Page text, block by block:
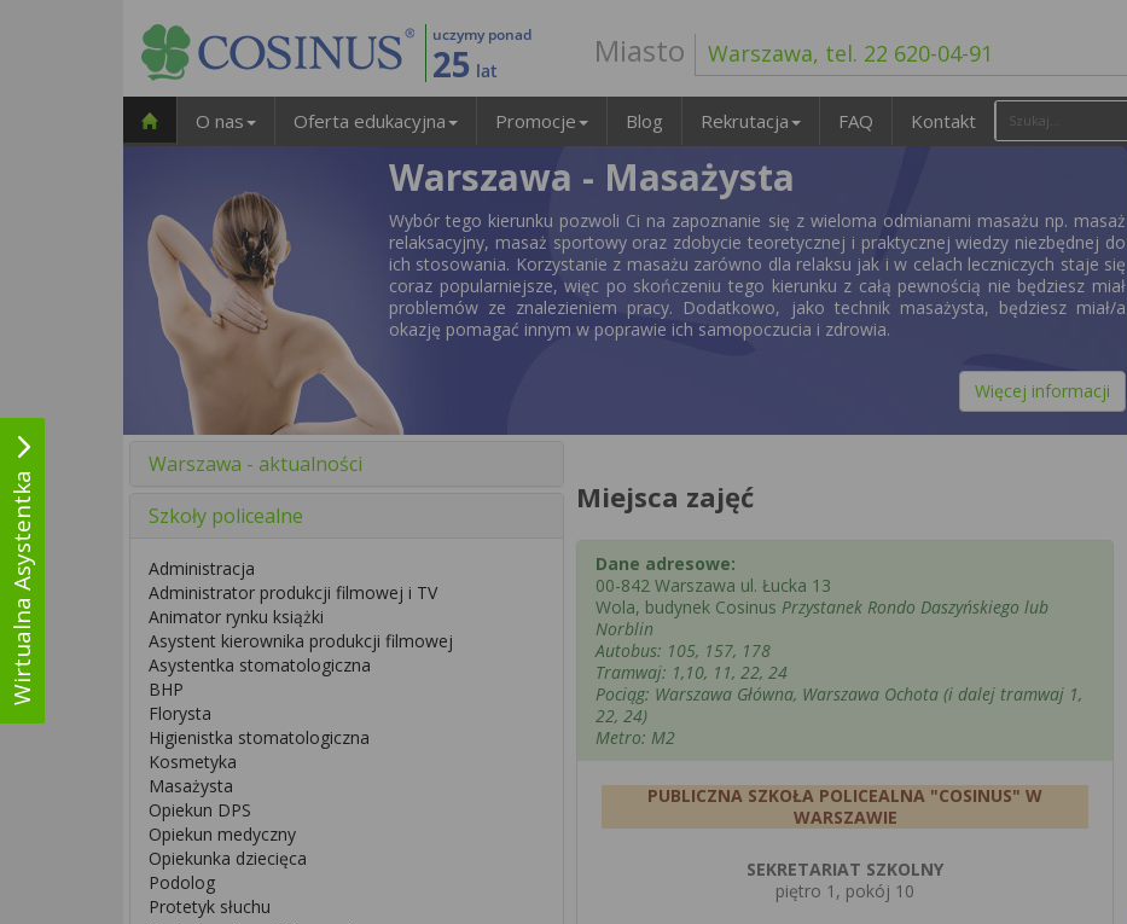
uczymy ponad
25 lat
Miasto Warszawa, tel. 22 620-04-91
O nas Oferta edukacyjna Promocje Blog Rekrutacja FAQ Kontakt
Warszawa - Masażysta
Wybór tego kierunku pozwoli Ci na zapoznanie się z wieloma odmianami masażu np. masaż
relaksacyjny, masaż sportowy oraz zdobycie teoretycznej i praktycznej wiedzy niezbędnej do
ich stosowania. Korzystanie z masażu zarówno dla relaksu jak i w celach leczniczych staje się
coraz popularniejsze, więc po skończeniu tego kierunku z całą pewnością nie będziesz miał
problemów ze znalezieniem pracy. Dodatkowo, jako technik masażysta, będziesz miał/a
okazję pomagać innym w poprawie ich samopoczucia i zdrowia.
Więcej informacji
Warszawa - aktualności
Szkoły policealne
Administracja
Administrator produkcji filmowej i TV
Animator rynku książki
Asystent kierownika produkcji filmowej
Asystentka stomatologiczna
BHP
Florysta
Higienistka stomatologiczna
Kosmetyka
Masażysta
Opiekun DPS
Opiekun medyczny
Opiekunka dziecięca
Podolog
Protetyk słuchu
Miejsca zajęć
Dane adresowe:
00-842 Warszawa ul. Łucka 13
Wola, budynek Cosinus Przystanek Rondo Daszyńskiego lub
Norblin
Autobus: 105, 157, 178
Tramwaj: 1,10, 11, 22, 24
Pociąg: Warszawa Główna, Warszawa Ochota (i dalej tramwaj 1,
22, 24)
Metro: M2
PUBLICZNA SZKOŁA POLICEALNA "COSINUS" W
WARSZAWIE
SEKRETARIAT SZKOLNY
piętro 1, pokój 10
Wirtualna Asystentka